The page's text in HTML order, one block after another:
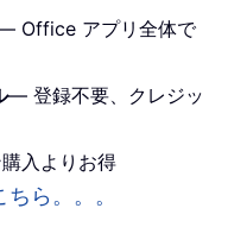
Office アプリ全体で
— 登録不要、クレジッ
入よりお得
ら。。。